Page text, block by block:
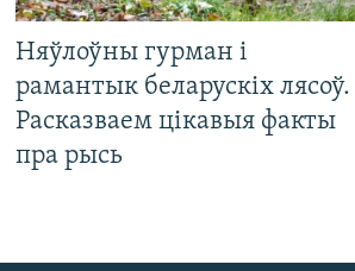
Няўлоўны гурман і
рамантык беларускіх лясоў.
Расказваем цікавыя факты
пра рысь